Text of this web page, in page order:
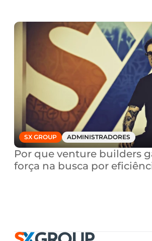
SX GROUP ADMINISTRADORES
Por que venture builders
força na busca por